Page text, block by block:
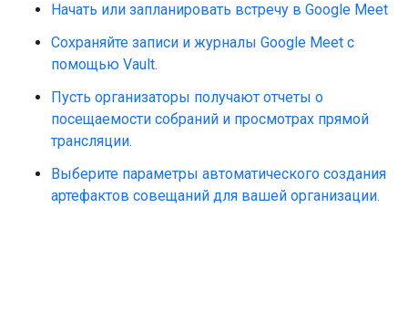
Начать или запланировать встречу в Google Meet
Сохраняйте записи и журналы Google Meet с
помощью Vault.
Пусть организаторы получают отчеты о
посещаемости собраний и просмотрах прямой
трансляции.
Выберите параметры автоматического создания
артефактов совещаний для вашей организации.